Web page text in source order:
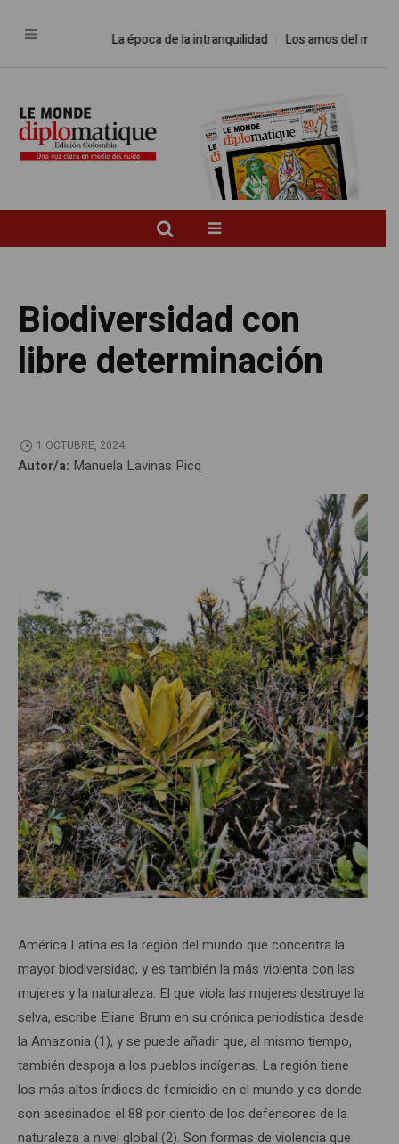
La época de la intranquilidad Los amos del mundo
Biodiversidad con
libre determinación
1 OCTUBRE, 2024
Autor/a: Manuela Lavinas Picq
América Latina es la región del mundo que concentra la
mayor biodiversidad, y es también la más violenta con las
mujeres y la naturaleza. El que viola las mujeres destruye la
selva, escribe Eliane Brum en su crónica periodística desde
la Amazonia (1), y se puede añadir que, al mismo tiempo,
también despoja a los pueblos indígenas. La región tiene
los más altos índices de femicidio en el mundo y es donde
son asesinados el 88 por ciento de los defensores de la
naturaleza a nivel global (2). Son formas de violencia que